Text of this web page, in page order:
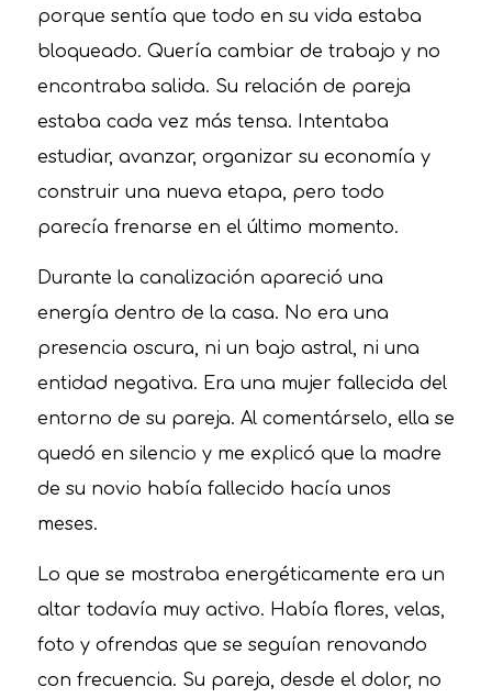
porque sentía que todo en su vida estaba
bloqueado. Quería cambiar de trabajo y no
encontraba salida. Su relación de pareja
estaba cada vez más tensa. Intentaba
estudiar, avanzar, organizar su economía y
construir una nueva etapa, pero todo
parecía frenarse en el último momento.
Durante la canalización apareció una
energía dentro de la casa. No era una
presencia oscura, ni un bajo astral, ni una
entidad negativa. Era una mujer fallecida del
entorno de su pareja. Al comentárselo, ella se
quedó en silencio y me explicó que la madre
de su novio había fallecido hacía unos
meses.
Lo que se mostraba energéticamente era un
altar todavía muy activo. Había flores, velas,
foto y ofrendas que se seguían renovando
con frecuencia. Su pareja, desde el dolor, no